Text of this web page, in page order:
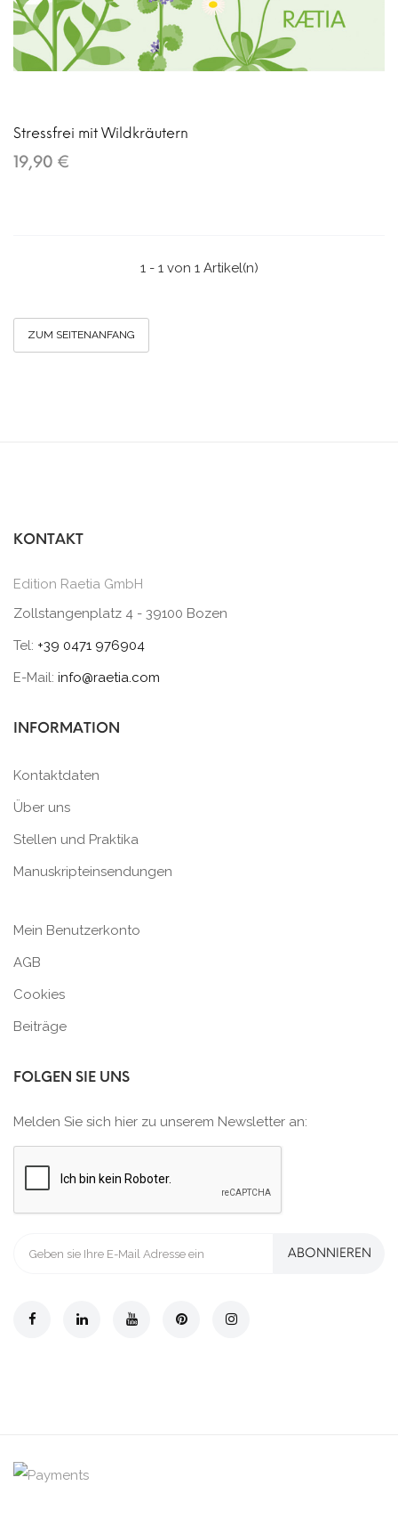
Stressfrei mit Wildkräutern
19,90 €
1 - 1 von 1 Artikel(n)
ZUM SEITENANFANG
KONTAKT
Edition Raetia GmbH
Zollstangenplatz 4 - 39100 Bozen
Tel: +39 0471 976904
E-Mail: info@raetia.com
INFORMATION
Kontaktdaten
Über uns
Stellen und Praktika
Manuskripteinsendungen
Mein Benutzerkonto
AGB
Cookies
Beiträge
FOLGEN SIE UNS
Melden Sie sich hier zu unserem Newsletter an:
ABONNIEREN